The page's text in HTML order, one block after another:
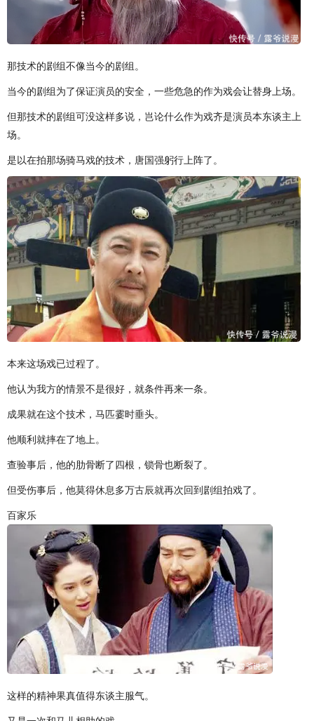
那技术的剧组不像当今的剧组。
当今的剧组为了保证演员的安全，一些危急的作为戏会让替身上场。
但那技术的剧组可没这样多说，岂论什么作为戏齐是演员本东谈主上
场。
是以在拍那场骑马戏的技术，唐国强躬行上阵了。
本来这场戏已过程了。
他认为我方的情景不是很好，就条件再来一条。
成果就在这个技术，马匹霎时垂头。
他顺利就摔在了地上。
查验事后，他的肋骨断了四根，锁骨也断裂了。
但受伤事后，他莫得休息多万古辰就再次回到剧组拍戏了。
百家乐
这样的精神果真值得东谈主服气。